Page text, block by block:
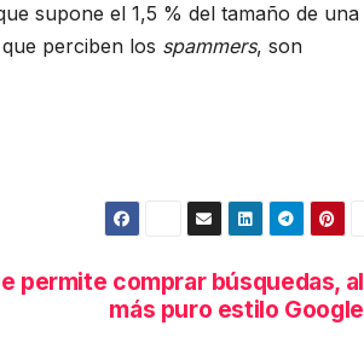
supone el 1,5 % del tamaño de una
perciben los spammers, son
permite comprar búsquedas, al
más puro estilo Google